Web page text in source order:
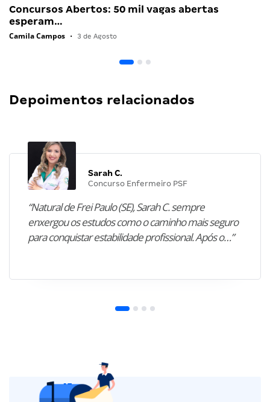
Concursos Abertos: 50 mil vagas abertas
esperam…
Camila Campos • 3 de Agosto
Depoimentos relacionados
Sarah C.
Concurso Enfermeiro PSF
“Natural de Frei Paulo (SE), Sarah C. sempre
enxergou os estudos como o caminho mais seguro
para conquistar estabilidade profissional. Após o…”